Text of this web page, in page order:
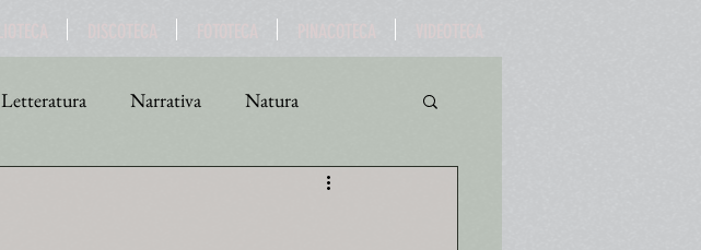
Letteratura Narrativa Natura
Turismo